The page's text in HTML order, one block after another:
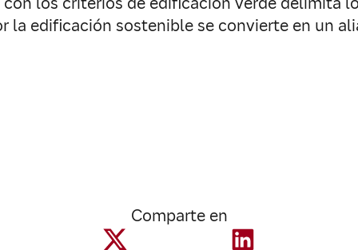
la edificación sostenible se convierte en un
Comparte en